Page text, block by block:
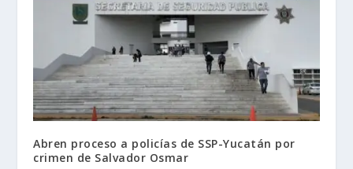
Abren proceso a policías de SSP-Yucatán por
crimen de Salvador Osmar